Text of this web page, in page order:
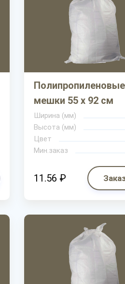
Полипропиленовые
мешки 55 х 92 см
Ширина (мм)
Высота (мм)
Цвет
Мин.заказ
11.56 ₽